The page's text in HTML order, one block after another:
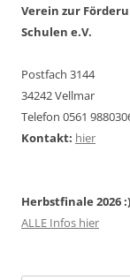
Verein zur
Schulen e.V.
Postfach 3144
34242 Vellmar
Telefon 0561
Kontakt: hier
Herbstfinale 2026 :)
ALLE Infos hier